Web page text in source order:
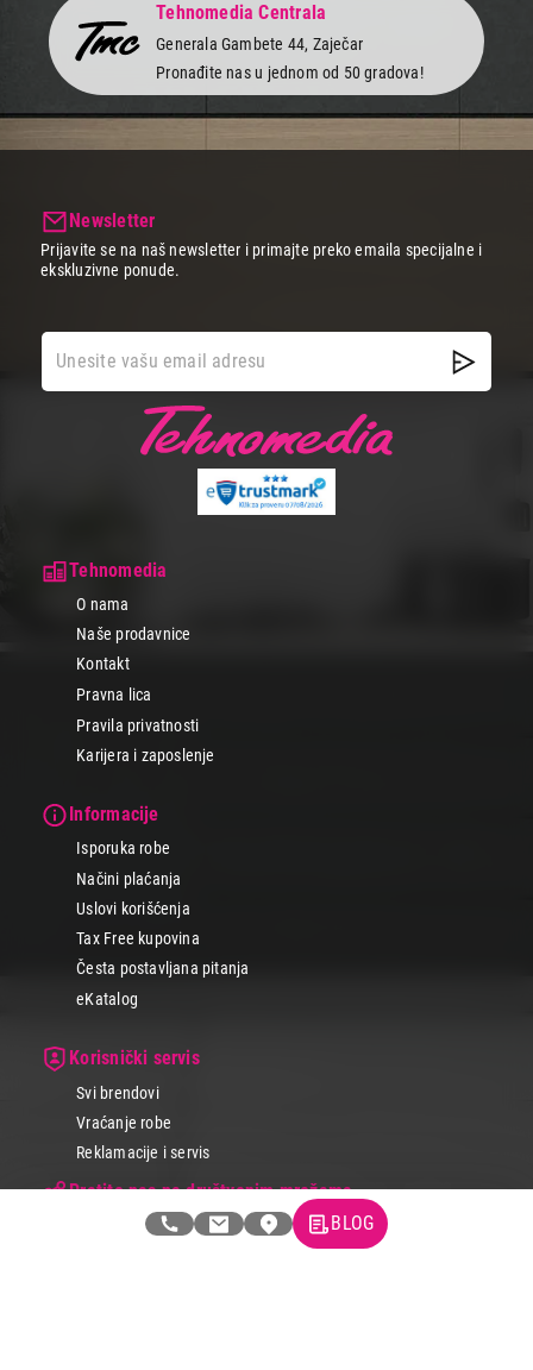
Tehnomedia Centrala
Generala Gambete 44, Zaječar
Pronađite nas u jednom od 50 gradova!
Tehnomedia
O nama
Naše prodavnice
Kontakt
Pravna lica
Pravila privatnosti
Karijera i zaposlenje
Informacije
Isporuka robe
Načini plaćanja
Uslovi korišćenja
Tax Free kupovina
Česta postavljana pitanja
eKatalog
Korisnički servis
Svi brendovi
Vraćanje robe
Reklamacije i servis
Pratite nas na društvenim mrežama
Newsletter
Prijavite se na naš newsletter i primajte preko emaila specijalne i
ekskluzivne ponude.
BLOG